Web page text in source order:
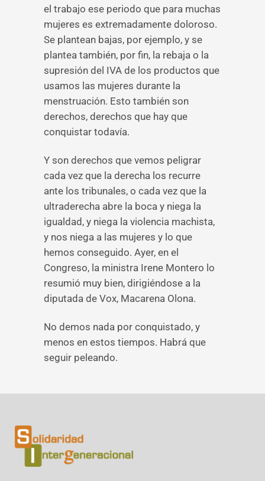
el trabajo ese periodo que para muchas
mujeres es extremadamente doloroso.
Se plantean bajas, por ejemplo, y se
plantea también, por fin, la rebaja o la
supresión del IVA de los productos que
usamos las mujeres durante la
menstruación. Esto también son
derechos, derechos que hay que
conquistar todavía.
Y son derechos que vemos peligrar
cada vez que la derecha los recurre
ante los tribunales, o cada vez que la
ultraderecha abre la boca y niega la
igualdad, y niega la violencia machista,
y nos niega a las mujeres y lo que
hemos conseguido. Ayer, en el
Congreso, la ministra Irene Montero lo
resumió muy bien, dirigiéndose a la
diputada de Vox, Macarena Olona.
No demos nada por conquistado, y
menos en estos tiempos. Habrá que
seguir peleando.